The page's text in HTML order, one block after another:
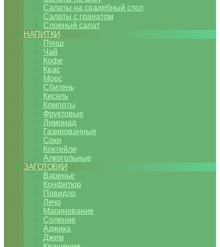
Салаты на свадебный стол
Салаты с гранатом
Слоеный салат
НАПИТКИ
Пунш
Чай
Кофе
Квас
Морс
Сбитень
Кисель
Компоты
Фруктовые
Лимонад
Газированные
Соки
Коктейли
Алкогольные
ЗАГОТОВКИ
Варенье
Конфитюр
Повидло
Лечо
Маринование
Соление
Аджика
Джем